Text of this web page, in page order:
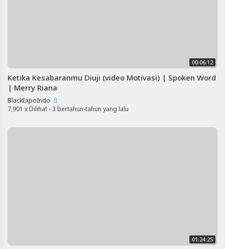
00:06:12
Ketika Kesabaranmu Diuji (video Motivasi) | Spoken Word
| Merry Riana
BlackExpoIndo
7,901 x Dilihat · 3 bertahun-tahun yang lalu
01:24:25